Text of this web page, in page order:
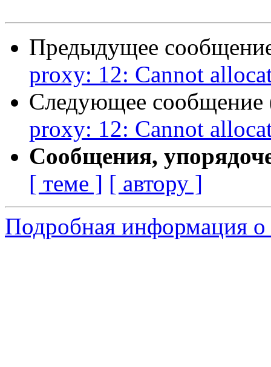
Предыдущее
proxy: 12: Cannot
Следующее сообщение
proxy: 12: Cannot
Сообщения,
[ теме ] [ автору ]
Подробная информация